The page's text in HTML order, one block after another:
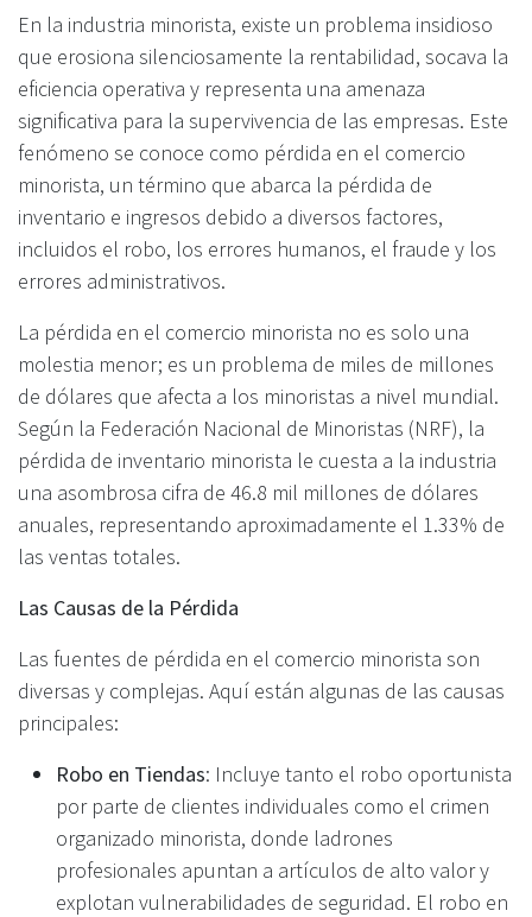
En la industria minorista, existe un problema insidioso
que erosiona silenciosamente la rentabilidad, socava la
eficiencia operativa y representa una amenaza
significativa para la supervivencia de las empresas. Este
fenómeno se conoce como pérdida en el comercio
minorista, un término que abarca la pérdida de
inventario e ingresos debido a diversos factores,
incluidos el robo, los errores humanos, el fraude y los
errores administrativos.
La pérdida en el comercio minorista no es solo una
molestia menor; es un problema de miles de millones
de dólares que afecta a los minoristas a nivel mundial.
Según la Federación Nacional de Minoristas (NRF), la
pérdida de inventario minorista le cuesta a la industria
una asombrosa cifra de 46.8 mil millones de dólares
anuales, representando aproximadamente el 1.33% de
las ventas totales.
Las Causas de la Pérdida
Las fuentes de pérdida en el comercio minorista son
diversas y complejas. Aquí están algunas de las causas
principales:
Robo en Tiendas: Incluye tanto el robo oportunista
por parte de clientes individuales como el crimen
organizado minorista, donde ladrones
profesionales apuntan a artículos de alto valor y
explotan vulnerabilidades de seguridad. El robo en